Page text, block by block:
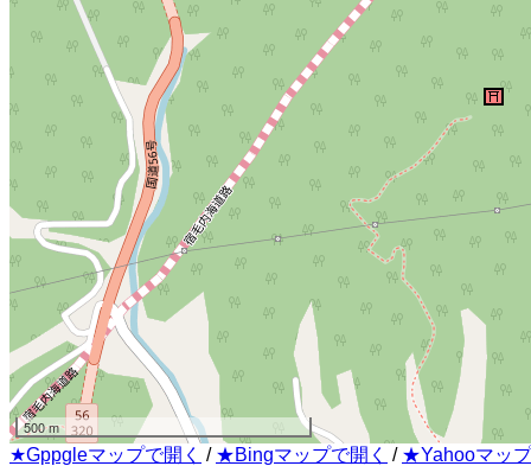
500 m
★Gppgleマップで開く / ★Bingマップで開く / ★Yahooマッ